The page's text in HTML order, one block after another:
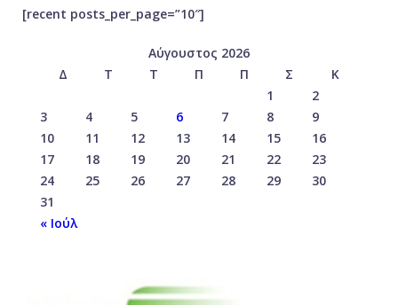
[recent posts_per_page=”10″]
Αύγουστος 2026
Δ
Τ Τ Π Π Σ
Κ
1
2
3
4 5 6 7 8
9
10
11 12 13 14 15
16
17
18 19 20 21 22
23
24
25 26 27 28 29
30
31
« Ιούλ